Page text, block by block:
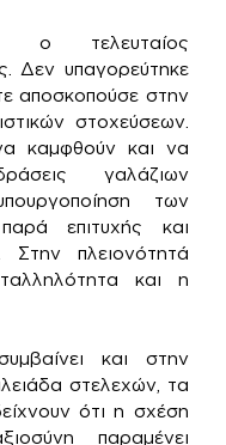
ο τελευταίος
Δεν υπαγορεύτηκε
αποσκοπούσε στην
στοχεύσεων.
καμφθούν και να
γαλάζιων
των
επιτυχής και
Στην πλειονότητά
και η
και στην
στελεχών, τα
ότι η σχέση
παραμένει